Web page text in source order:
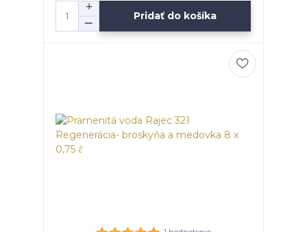
Pridať do košíka